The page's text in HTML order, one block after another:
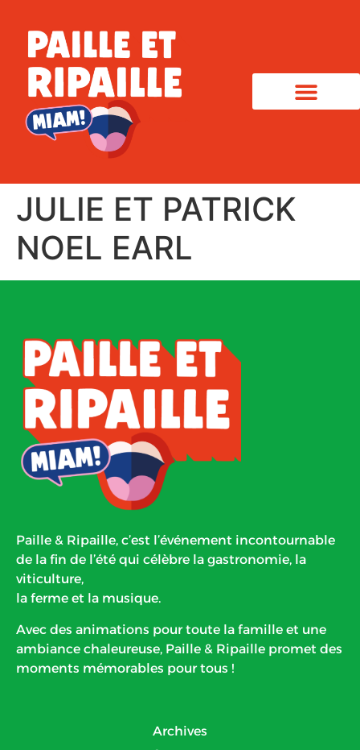
JULIE ET PATRICK
NOEL EARL
Paille & Ripaille, c’est l’événement incontournable
de la fin de l’été qui célèbre la gastronomie, la
viticulture,
la ferme et la musique.
Avec des animations pour toute la famille et une
ambiance chaleureuse, Paille & Ripaille promet des
moments mémorables pour tous !
Archives